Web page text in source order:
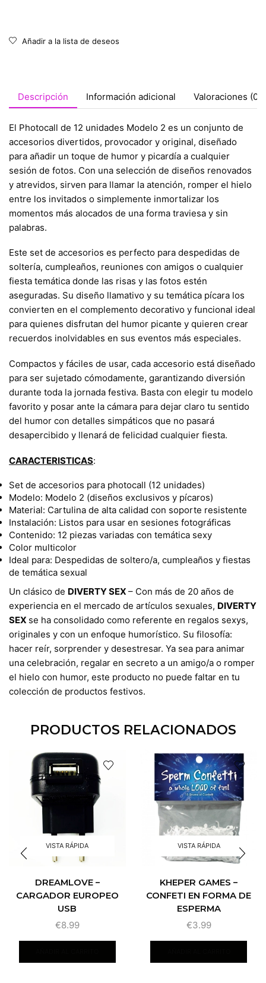
Añadir a la lista de deseos
Descripción Información adicional Valoraciones (0)
El Photocall de 12 unidades Modelo 2 es un conjunto de
accesorios divertidos, provocador y original, diseñado
para añadir un toque de humor y picardía a cualquier
sesión de fotos. Con una selección de diseños renovados
y atrevidos, sirven para llamar la atención, romper el hielo
entre los invitados o simplemente inmortalizar los
momentos más alocados de una forma traviesa y sin
palabras.
Este set de accesorios es perfecto para despedidas de
soltería, cumpleaños, reuniones con amigos o cualquier
fiesta temática donde las risas y las fotos estén
aseguradas. Su diseño llamativo y su temática pícara los
convierten en el complemento decorativo y funcional ideal
para quienes disfrutan del humor picante y quieren crear
recuerdos inolvidables en sus eventos más especiales.
Compactos y fáciles de usar, cada accesorio está diseñado
para ser sujetado cómodamente, garantizando diversión
durante toda la jornada festiva. Basta con elegir tu modelo
favorito y posar ante la cámara para dejar claro tu sentido
del humor con detalles simpáticos que no pasará
desapercibido y llenará de felicidad cualquier fiesta.
CARACTERISTICAS:
Set de accesorios para photocall (12 unidades)
Modelo: Modelo 2 (diseños exclusivos y pícaros)
Material: Cartulina de alta calidad con soporte resistente
Instalación: Listos para usar en sesiones fotográficas
Contenido: 12 piezas variadas con temática sexy
Color multicolor
Ideal para: Despedidas de soltero/a, cumpleaños y fiestas
de temática sexual
​Un clásico de DIVERTY SEX – Con más de 20 años de
experiencia en el mercado de artículos sexuales, DIVERTY
SEX se ha consolidado como referente en regalos sexys,
originales y con un enfoque humorístico. Su filosofía:
hacer reír, sorprender y desestresar. Ya sea para animar
una celebración, regalar en secreto a un amigo/a o romper
el hielo con humor, este producto no puede faltar en tu
colección de productos festivos.
PRODUCTOS RELACIONADOS
VISTA RÁPIDA
DREAMLOVE –
CARGADOR EUROPEO
USB
€8.99
VISTA RÁPIDA
KHEPER GAMES –
CONFETI EN FORMA DE
ESPERMA
€3.99